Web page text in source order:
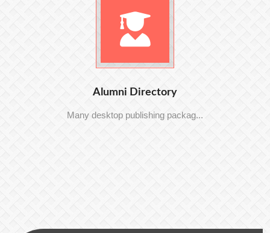
Alumni Directory
Many desktop publishing packag...